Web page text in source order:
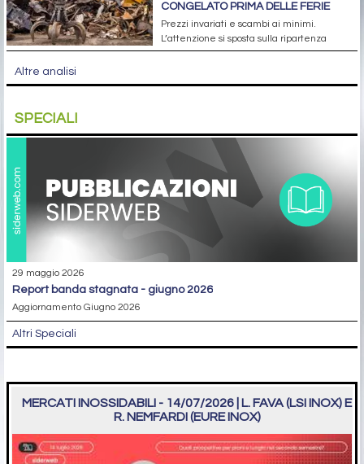
CONGELATO PRIMA DELLE FERIE
Prezzi invariati e scambi ai minimi.
L’attenzione si sposta sulla ripartenza
Altre analisi
SPECIALI
29 maggio 2026
report banda stagnata - giugno 2026
Aggiornamento Giugno 2026
Altri Speciali
MERCATI INOSSIDABILI - 14/07/2026 | L. FAVA (LSI INOX) E
R. NEMFARDI (EURE INOX)